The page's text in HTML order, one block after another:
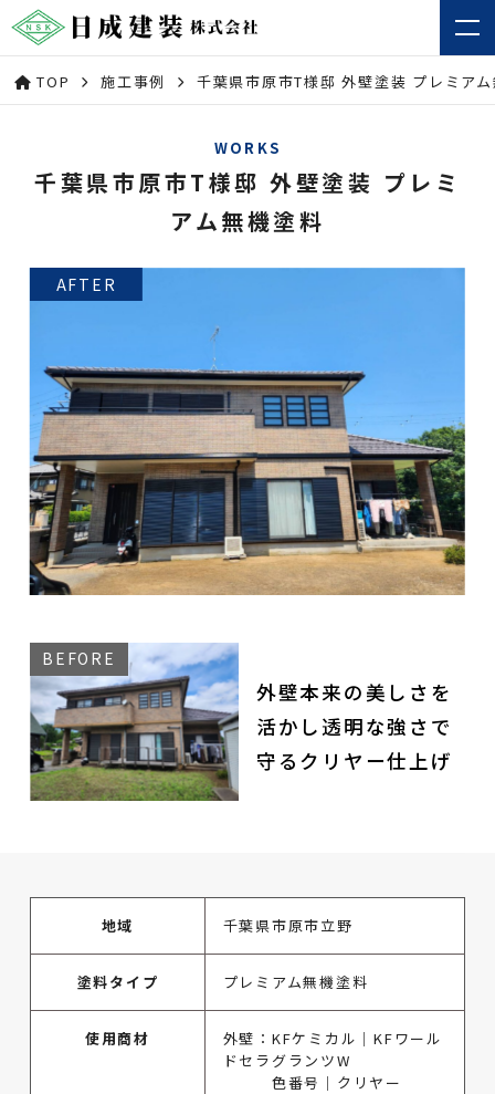
TOP 施工事例 千葉県市原市T様邸 外壁塗装 プレミア
WORKS
千葉県市原市T様邸 外壁塗装 プレミ
アム無機塗料
外壁本来の美しさを
活かし透明な強さで
守るクリヤー仕上げ
地域 千葉県市原市立野
塗料タイプ プレミアム無機塗料
使用商材
外壁：KFケミカル｜KFワール
ドセラグランツW
色番号｜クリヤー